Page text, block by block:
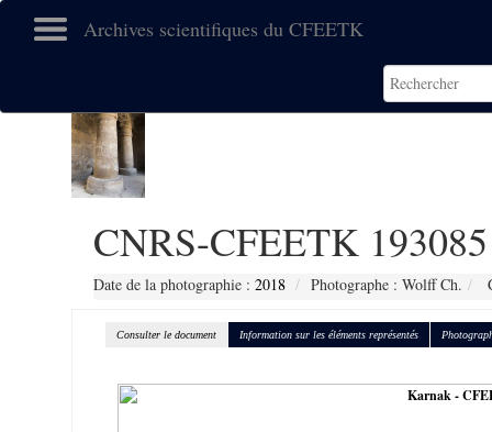
Archives scientifiques du CFEETK
CNRS-CFEETK 193085
Date de la photographie : 2018 Photographe : Wolff Ch.
Consulter le document Information sur les éléments représentés